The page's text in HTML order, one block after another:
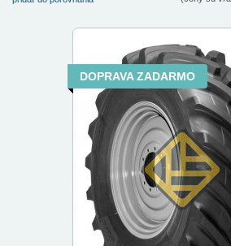
DOPRAVA ZADARMO